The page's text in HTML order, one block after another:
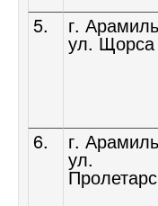
5.
г.
ул. Щорса
6. г.
ул.